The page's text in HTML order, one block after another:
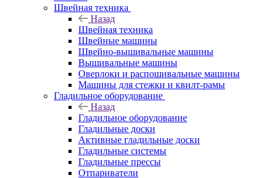
Швейная техника
Назад
Швейная техника
Швейные машины
Швейно-вышивальные машины
Вышивальные машины
Оверлоки и распошивальные машины
Машины для стежки и квилт-рамы
Гладильное оборудование
Назад
Гладильное оборудование
Гладильные доски
Активные гладильные доски
Гладильные системы
Гладильные прессы
Отпариватели